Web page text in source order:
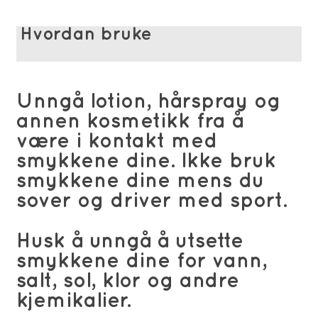
Hvordan bruke
Unngå lotion, hårspray og
annen kosmetikk fra å
være i kontakt med
smykkene dine. Ikke bruk
smykkene dine mens du
sover og driver med sport.
Husk å unngå å utsette
smykkene dine for vann,
salt, sol, klor og andre
kjemikalier.